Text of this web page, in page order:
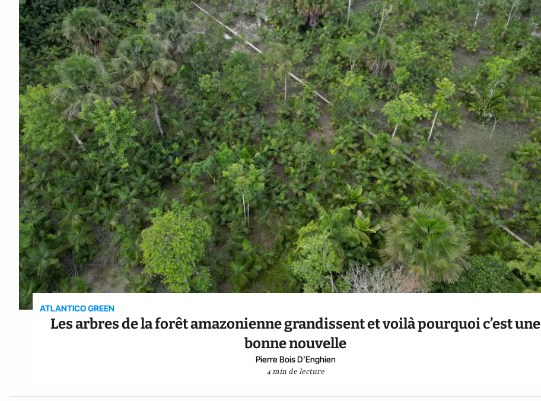
ATLANTICO GREEN
Les arbres de la forêt amazonienne grandissent et voilà pourquoi c’est une
bonne nouvelle
Pierre Bois D’Enghien
4 min de lecture